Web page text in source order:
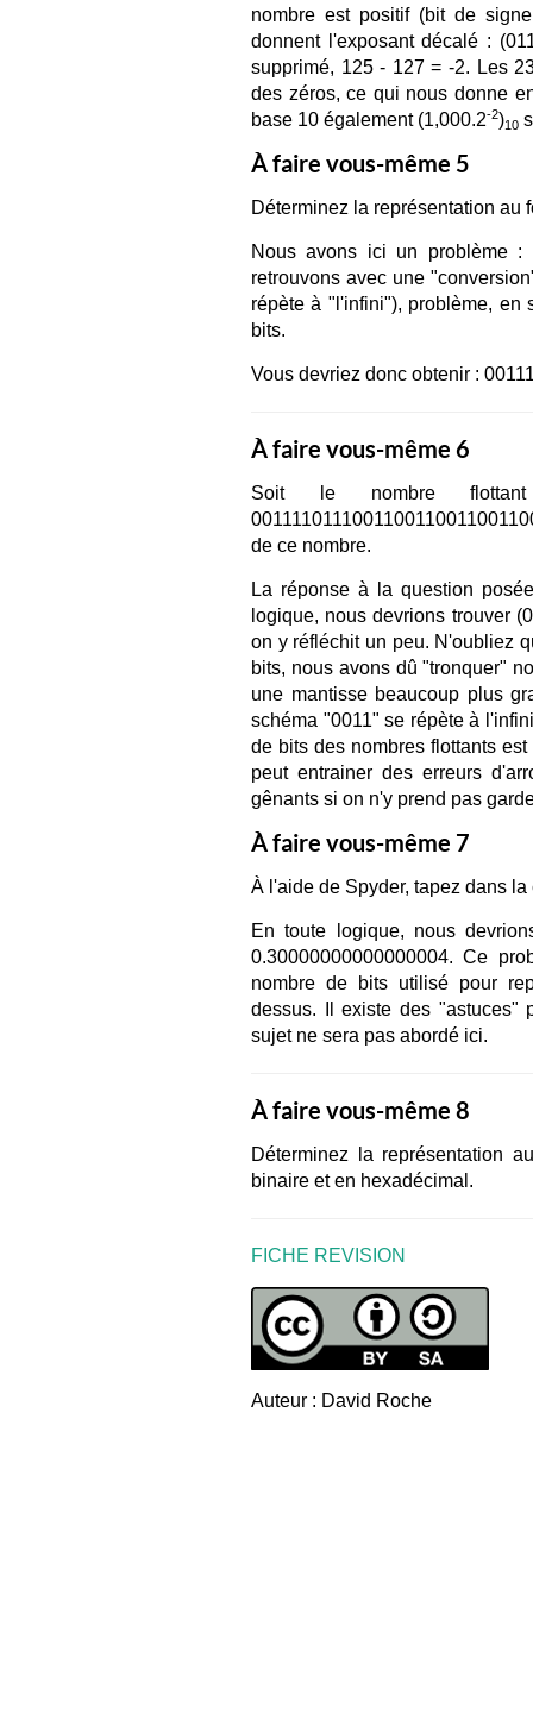
nombre est positif (bit de
donnent l'exposant décalé :
supprimé, 125 - 127 = -2. Les
des zéros, ce qui nous donne
base 10 également (1,000.2-2)10
À faire vous-même 5
Déterminez la représentation au
Nous avons ici un problème :
retrouvons avec une
répète à "l'infini"), problème, en
bits.
Vous devriez donc obtenir :
À faire vous-même 6
Soit le nombre
de ce nombre.
La réponse à la question
logique, nous devrions trouver
on y réfléchit un peu. N'oubliez
bits, nous avons dû "tronquer"
une mantisse beaucoup plus
schéma "0011" se répète à
de bits des nombres flottants
peut entrainer des erreurs
gênants si on n'y prend pas
À faire vous-même 7
À l'aide de Spyder, tapez dans la
En toute logique, nous
0.30000000000000004. Ce
nombre de bits utilisé pour
dessus. Il existe des "astuces"
sujet ne sera pas abordé ici.
À faire vous-même 8
Déterminez la représentation
binaire et en hexadécimal.
FICHE REVISION
Auteur : David Roche